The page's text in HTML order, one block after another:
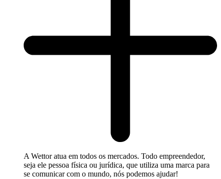
A Wettor atua em todos os mercados. Todo empreendedor,
seja ele pessoa física ou jurídica, que utiliza uma marca para
se comunicar com o mundo, nós podemos ajudar!